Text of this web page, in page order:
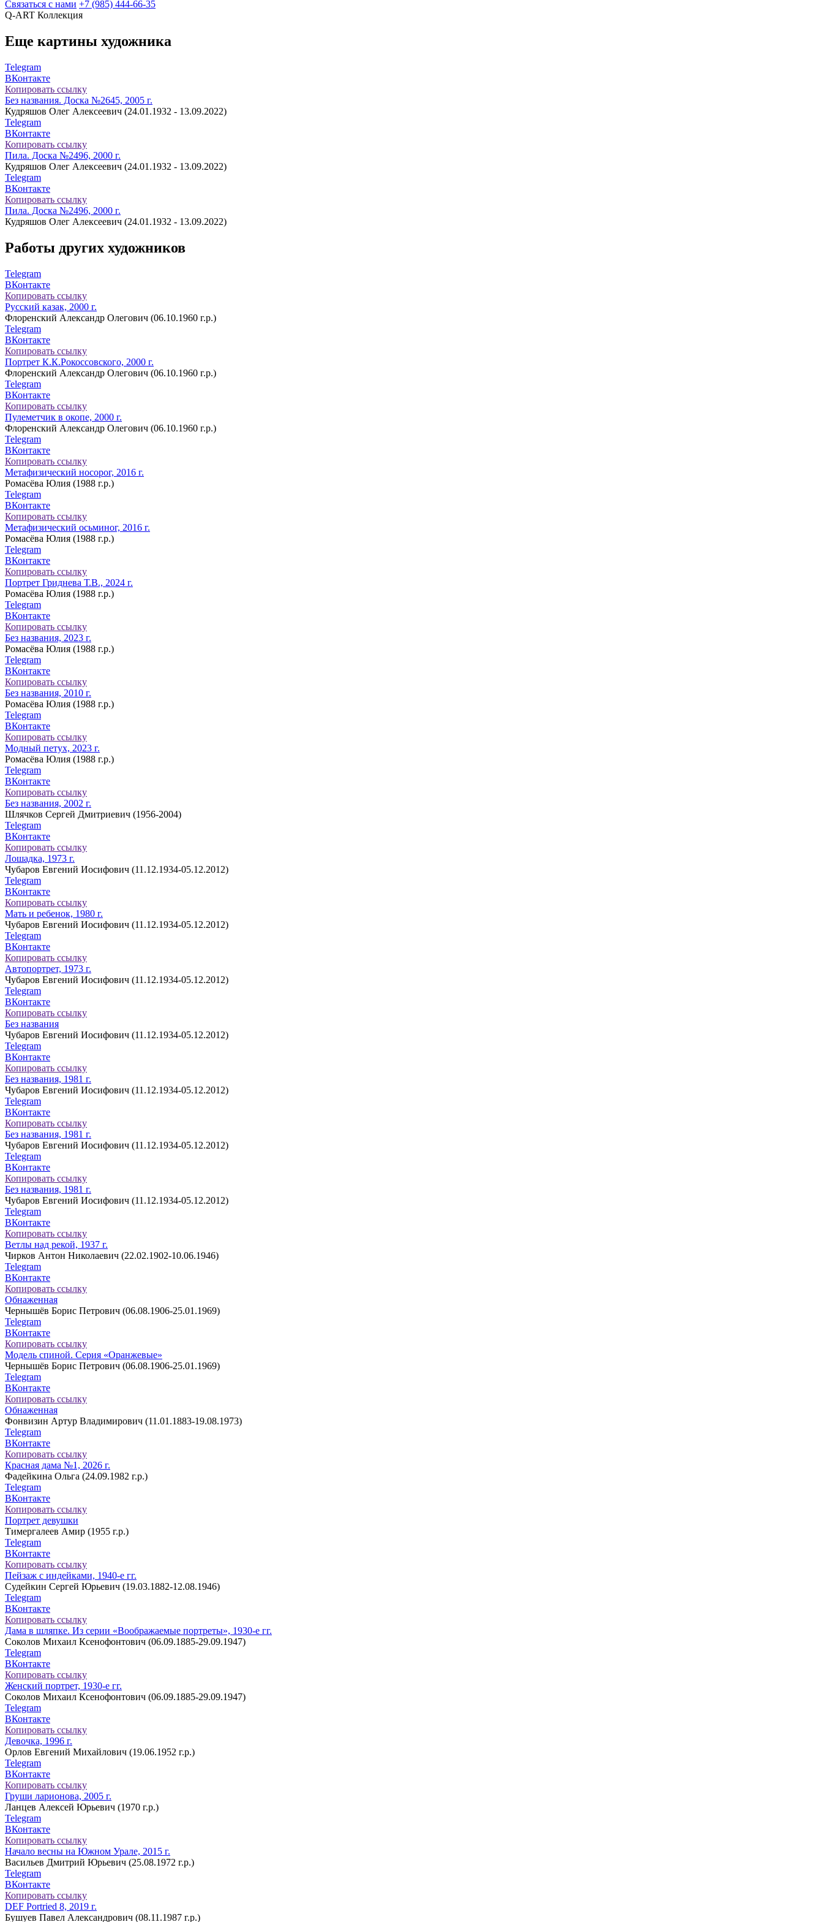
Связаться с нами +7 (985) 444-66-35
Q-ART Коллекция
Еще картины художника
Telegram
ВКонтакте
Копировать ссылку
Без названия. Доска №2645, 2005 г.
Кудряшов Олег Алексеевич (24.01.1932 - 13.09.2022)
Telegram
ВКонтакте
Копировать ссылку
Пила. Доска №2496, 2000 г.
Кудряшов Олег Алексеевич (24.01.1932 - 13.09.2022)
Telegram
ВКонтакте
Копировать ссылку
Пила. Доска №2496, 2000 г.
Кудряшов Олег Алексеевич (24.01.1932 - 13.09.2022)
Работы других художников
Telegram
ВКонтакте
Копировать ссылку
Русский казак, 2000 г.
Флоренский Александр Олегович (06.10.1960 г.р.)
Telegram
ВКонтакте
Копировать ссылку
Портрет К.К.Рокоссовского, 2000 г.
Флоренский Александр Олегович (06.10.1960 г.р.)
Telegram
ВКонтакте
Копировать ссылку
Пулеметчик в окопе, 2000 г.
Флоренский Александр Олегович (06.10.1960 г.р.)
Telegram
ВКонтакте
Копировать ссылку
Метафизический носорог, 2016 г.
Ромасёва Юлия (1988 г.р.)
Telegram
ВКонтакте
Копировать ссылку
Метафизический осьминог, 2016 г.
Ромасёва Юлия (1988 г.р.)
Telegram
ВКонтакте
Копировать ссылку
Портрет Гриднева Т.В., 2024 г.
Ромасёва Юлия (1988 г.р.)
Telegram
ВКонтакте
Копировать ссылку
Без названия, 2023 г.
Ромасёва Юлия (1988 г.р.)
Telegram
ВКонтакте
Копировать ссылку
Без названия, 2010 г.
Ромасёва Юлия (1988 г.р.)
Telegram
ВКонтакте
Копировать ссылку
Модный петух, 2023 г.
Ромасёва Юлия (1988 г.р.)
Telegram
ВКонтакте
Копировать ссылку
Без названия, 2002 г.
Шлячков Сергей Дмитриевич (1956-2004)
Telegram
ВКонтакте
Копировать ссылку
Лошадка, 1973 г.
Чубаров Евгений Иосифович (11.12.1934-05.12.2012)
Telegram
ВКонтакте
Копировать ссылку
Мать и ребенок, 1980 г.
Чубаров Евгений Иосифович (11.12.1934-05.12.2012)
Telegram
ВКонтакте
Копировать ссылку
Автопортрет, 1973 г.
Чубаров Евгений Иосифович (11.12.1934-05.12.2012)
Telegram
ВКонтакте
Копировать ссылку
Без названия
Чубаров Евгений Иосифович (11.12.1934-05.12.2012)
Telegram
ВКонтакте
Копировать ссылку
Без названия, 1981 г.
Чубаров Евгений Иосифович (11.12.1934-05.12.2012)
Telegram
ВКонтакте
Копировать ссылку
Без названия, 1981 г.
Чубаров Евгений Иосифович (11.12.1934-05.12.2012)
Telegram
ВКонтакте
Копировать ссылку
Без названия, 1981 г.
Чубаров Евгений Иосифович (11.12.1934-05.12.2012)
Telegram
ВКонтакте
Копировать ссылку
Ветлы над рекой, 1937 г.
Чирков Антон Николаевич (22.02.1902-10.06.1946)
Telegram
ВКонтакте
Копировать ссылку
Обнаженная
Чернышёв Борис Петрович (06.08.1906-25.01.1969)
Telegram
ВКонтакте
Копировать ссылку
Модель спиной. Серия «Оранжевые»
Чернышёв Борис Петрович (06.08.1906-25.01.1969)
Telegram
ВКонтакте
Копировать ссылку
Обнаженная
Фонвизин Артур Владимирович (11.01.1883-19.08.1973)
Telegram
ВКонтакте
Копировать ссылку
Красная дама №1, 2026 г.
Фадейкина Ольга (24.09.1982 г.р.)
Telegram
ВКонтакте
Копировать ссылку
Портрет девушки
Тимергалеев Амир (1955 г.р.)
Telegram
ВКонтакте
Копировать ссылку
Пейзаж с индейками, 1940-е гг.
Судейкин Сергей Юрьевич (19.03.1882-12.08.1946)
Telegram
ВКонтакте
Копировать ссылку
Дама в шляпке. Из серии «Воображаемые портреты», 1930-е гг.
Соколов Михаил Ксенофонтович (06.09.1885-29.09.1947)
Telegram
ВКонтакте
Копировать ссылку
Женский портрет, 1930-е гг.
Соколов Михаил Ксенофонтович (06.09.1885-29.09.1947)
Telegram
ВКонтакте
Копировать ссылку
Девочка, 1996 г.
Орлов Евгений Михайлович (19.06.1952 г.р.)
Telegram
ВКонтакте
Копировать ссылку
Груши ларионова, 2005 г.
Ланцев Алексей Юрьевич (1970 г.р.)
Telegram
ВКонтакте
Копировать ссылку
Начало весны на Южном Урале, 2015 г.
Васильев Дмитрий Юрьевич (25.08.1972 г.р.)
Telegram
ВКонтакте
Копировать ссылку
DEF Portried 8, 2019 г.
Бушуев Павел Александрович (08.11.1987 г.р.)